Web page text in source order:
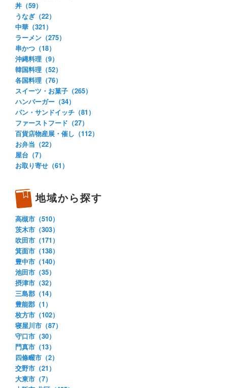
丼（59）
うなぎ（22）
中華（321）
ラーメン（275）
串かつ（18）
沖縄料理（9）
韓国料理（52）
各国料理（76）
スイーツ・お菓子（265）
ハンバーガー（34）
パン・サンドイッチ（81）
ファーストフード（27）
百貨店物産展・催し（112）
お弁当（22）
屋台（7）
お取り寄せ（61）
地域から探す
高槻市（510）
茨木市（303）
吹田市（171）
箕面市（138）
豊中市（140）
池田市（35）
摂津市（32）
三島郡（14）
豊能郡（1）
枚方市（102）
寝屋川市（87）
守口市（30）
門真市（13）
四條畷市（2）
交野市（21）
大東市（7）